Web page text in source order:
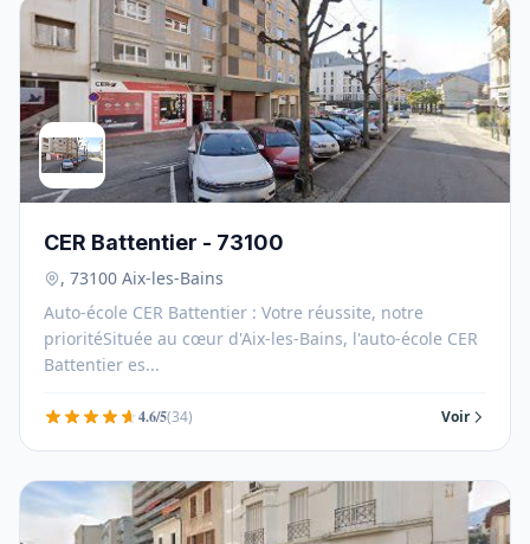
CER Battentier - 73100
, 73100 Aix-les-Bains
Auto-école CER Battentier : Votre réussite, notre
prioritéSituée au cœur d'Aix-les-Bains, l'auto-école CER
Battentier es...
4.6/5(34) Voir